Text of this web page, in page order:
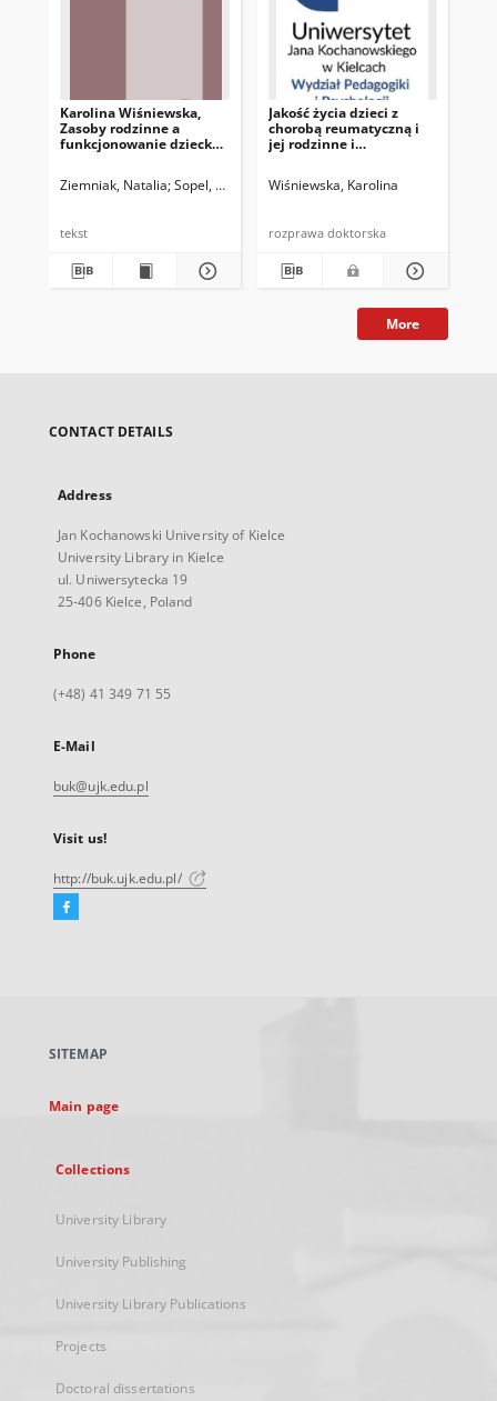
Karolina Wiśniewska,
Zasoby rodzinne a
funkcjonowanie dziecka
Ziemniak, Natalia Sopel, Wiktoria Matyjas, Bożena. Red.
tekst
Jakość życia dzieci z
chorobą reumatyczną i
jej rodzinne i
Wiśniewska, Karolina
rozprawa doktorska
More
CONTACT DETAILS
Address
Jan Kochanowski University of Kielce
University Library in Kielce
ul. Uniwersytecka 19
25-406 Kielce, Poland
Phone
(+48) 41 349 71 55
E-Mail
buk@ujk.edu.pl
Visit us!
http://buk.ujk.edu.pl/
Facebook
new
SITEMAP
Main page
Collections
University Library
University Publishing
University Library Publications
Projects
Doctoral dissertations